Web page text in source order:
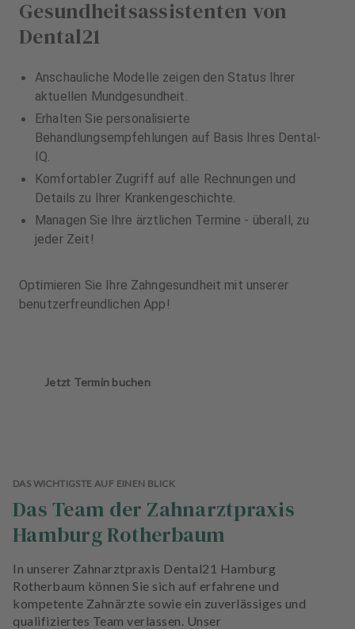
Gesundheitsassistenten von
Dental21
Anschauliche Modelle zeigen den Status Ihrer
aktuellen Mundgesundheit.
Erhalten Sie personalisierte
Behandlungsempfehlungen auf Basis Ihres Dental-
IQ.
Komfortabler Zugriff auf alle Rechnungen und
Details zu Ihrer Krankengeschichte.
Managen Sie Ihre ärztlichen Termine - überall, zu
jeder Zeit!
Optimieren Sie Ihre Zahngesundheit mit unserer
benutzerfreundlichen App!
Jetzt Termin buchen
DAS WICHTIGSTE AUF EINEN BLICK
Das Team der Zahnarztpraxis
Hamburg Rotherbaum
In unserer Zahnarztpraxis Dental21 Hamburg
Rotherbaum können Sie sich auf erfahrene und
kompetente Zahnärzte sowie ein zuverlässiges und
qualifiziertes Team verlassen. Unser